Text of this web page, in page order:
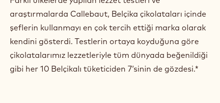
ŞEFLERİN TERCİH ETTİĞİ
BELÇİKA ÇİKOLATASI